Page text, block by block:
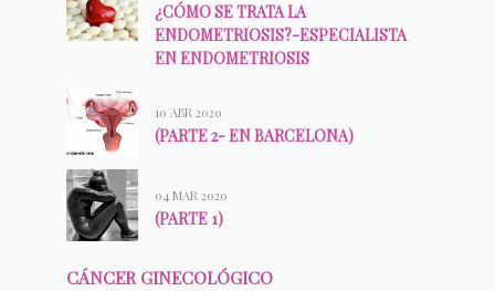
¿CÓMO SE TRATA LA
ENDOMETRIOSIS?-ESPECIALISTA
EN ENDOMETRIOSIS
10 ABR 2020
(PARTE 2- EN BARCELONA)
04 MAR 2020
(PARTE 1)
CÁNCER GINECOLÓGICO